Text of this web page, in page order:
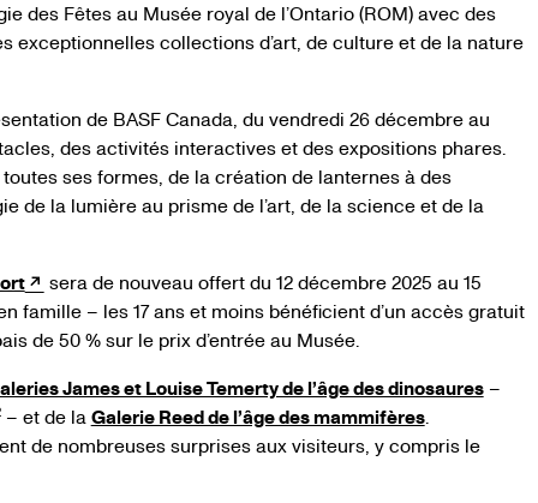
des Fêtes au Musée royal de l’Ontario (ROM) avec des
exceptionnelles collections d’art, de culture et de la nature
de BASF Canada, du vendredi 26 décembre au
des activités interactives et des expositions phares.
ses formes, de la création de lanternes à des
de la lumière au prisme de l’art, de la science et de la
sera de nouveau offert du 12 décembre 2025 au 15
famille – les 17 ans et moins bénéficient d’un accès gratuit
de 50 % sur le prix d’entrée au Musée.
James et Louise Temerty de l’âge des dinosaures –
– et de la Galerie Reed de l’âge des mammifères.
de nombreuses surprises aux visiteurs, y compris le